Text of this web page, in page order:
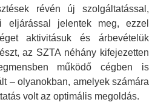
révén új szolgáltatással,
eljárással jelentek meg, ezzel
aktivitásuk és árbevételük
az SZTA néhány kifejezetten
működő cégben is
– olyanokban, amelyek számára
volt az optimális megoldás.